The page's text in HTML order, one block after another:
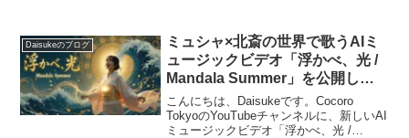
Daisukeのブログ
ミュシャ×北斎の世界で歌うAIミ
ュージックビデオ「浮かべ、光 /
Mandala Summer」を公開しま
した🌊
こんにちは、Daisukeです。Cocoro
TokyoのYouTubeチャンネルに、新しいAI
ミュージックビデオ「浮かべ、光 /